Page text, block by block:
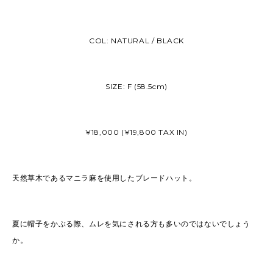
COL: NATURAL / BLACK
SIZE: F (58.5cm)
¥18,000 (¥19,800 TAX IN)
天然草木であるマニラ麻を使用したブレードハット。
夏に帽子をかぶる際、ムレを気にされる方も多いのではないでしょう
か。